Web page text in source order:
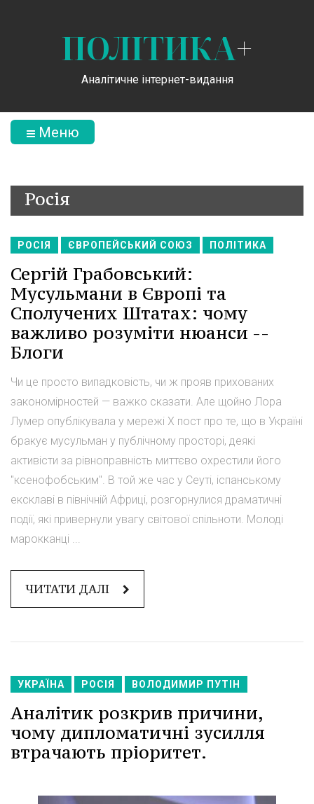
ПОЛІТИКА+
Аналітичне інтернет-видання
Меню
Росія
РОСІЯ ЄВРОПЕЙСЬКИЙ СОЮЗ ПОЛІТИКА
Сергій Грабовський:
Мусульмани в Європі та
Сполучених Штатах: чому
важливо розуміти нюанси --
Блоги
Чи це просто випадковість, чи ж прояв прихованих
закономірностей — важко сказати. Але щойно Лора
Лумер опублікувала у мережі Х пост про те, що в Україні
бракує мусульман у публічному просторі, деякі
активісти за рівноправність миттєво охрестили його
"ксенофобським". В той же час у Сеуті, іспанському
ексклаві в північній Африці, розгорнулися драматичні
події, які привернули увагу світової спільноти. Молоді
марокканці ...
ЧИТАТИ ДАЛІ
УКРАЇНА РОСІЯ ВОЛОДИМИР ПУТІН
Аналітик розкрив причини,
чому дипломатичні зусилля
втрачають пріоритет.